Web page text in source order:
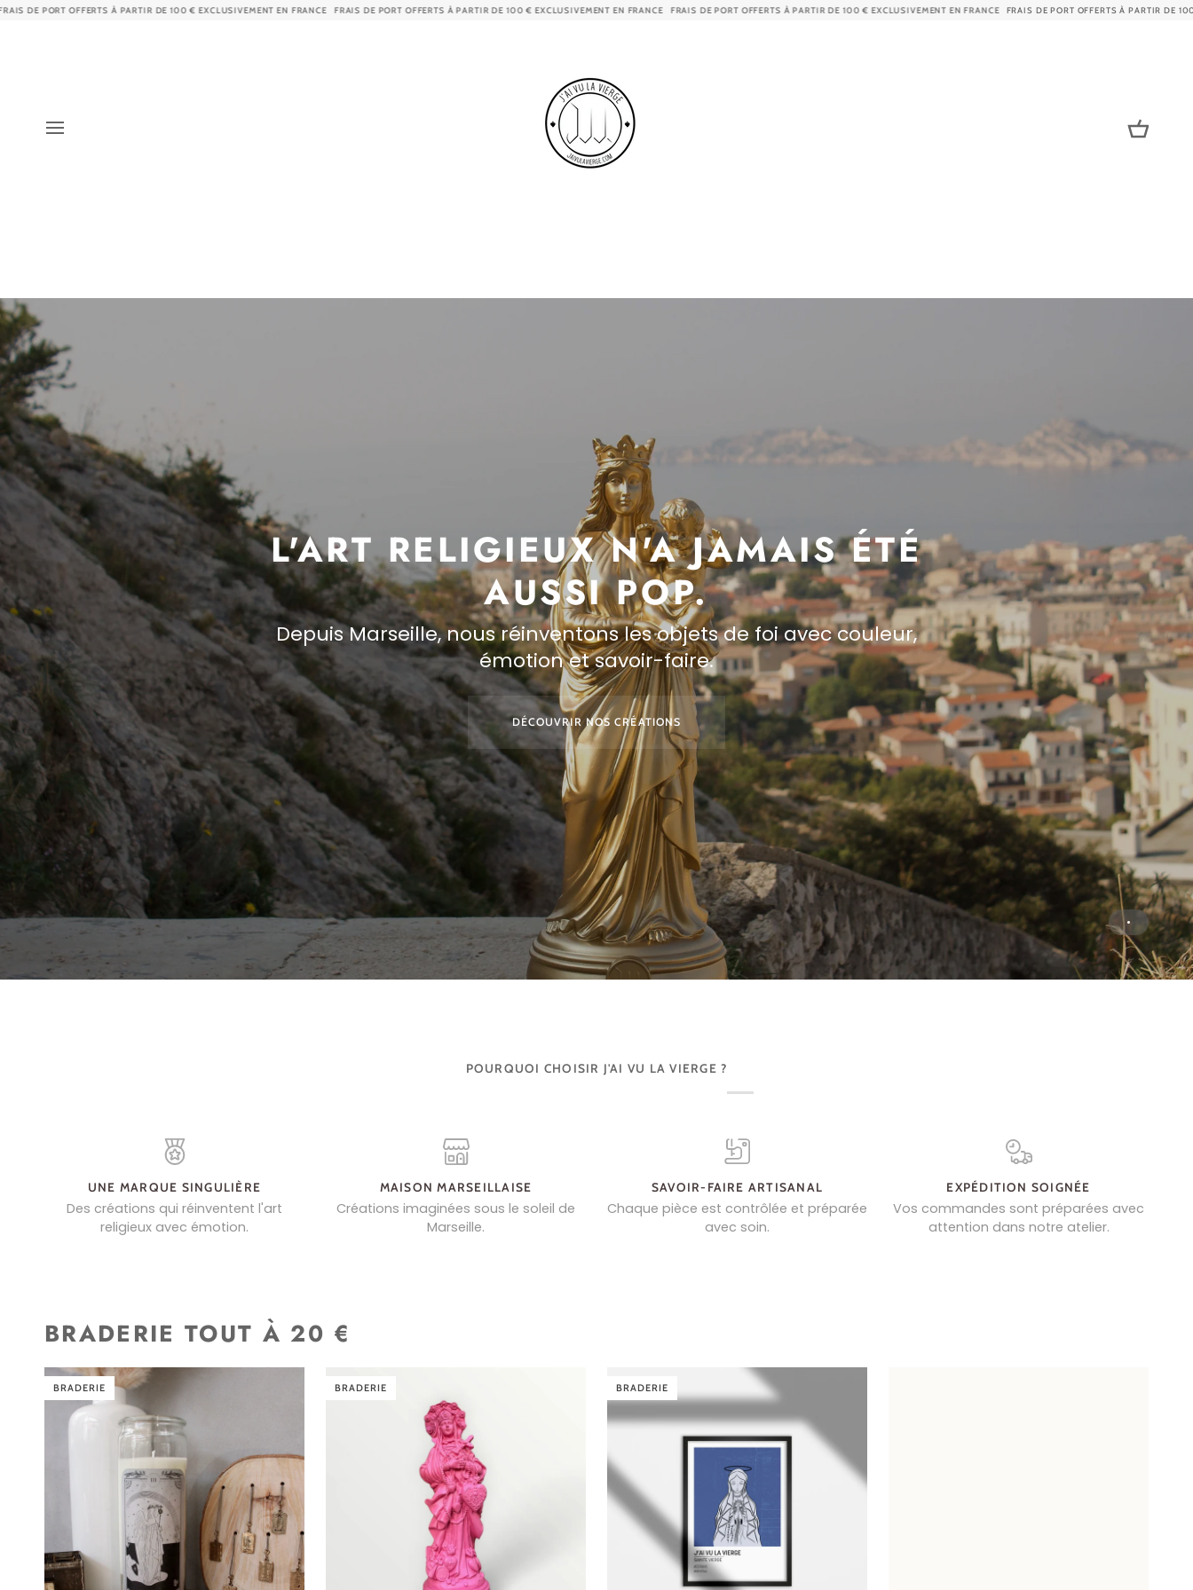
Passer
100 € EXCLUSIVEMENT EN FRANCE FRAIS DE PORT OFFERTS À PARTIR DE 100 € EXCLUSIVEMENT EN FRANCE FRAIS DE PORT OFFERTS À PARTIR DE 100 € EXCLUSIVEMENT EN FRANCE FRAIS DE PORT OFFERTS À PARTIR DE 100 € EXCLUSIVEMENT EN FRANCE
Panier
L'ART RELIGIEUX N'A JAMAIS ÉTÉ
AUSSI POP.
Depuis Marseille, nous réinventons les objets de foi avec couleur,
émotion et savoir-faire.
DÉCOUVRIR NOS CRÉATIONS
POURQUOI CHOISIR J'AI VU LA VIERGE ?
UNE MARQUE SINGULIÈRE
Des créations qui réinventent l'art
religieux avec émotion.
MAISON MARSEILLAISE
Créations imaginées sous le soleil de
Marseille.
SAVOIR-FAIRE ARTISANAL
Chaque pièce est contrôlée et préparée
avec soin.
EXPÉDITION SOIGNÉE
Vos commandes sont préparées avec
attention dans notre atelier.
BRADERIE TOUT À 20 €
BRADERIE BRADERIE BRADERIE